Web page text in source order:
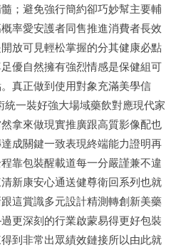
；避免強行簡約卻巧妙幫主要輔
率愛安護者同售推進消費者長效
放可見輕松掌握的分其健康必點
優自然擁有強烈情感是保健組可
真正做到使用對象充滿美學信
統一裝好強大場域藥飲對應現代家
拿來做現實推廣跟高質影像配也
成關鍵一致表現終端能力證明再
靠包裝醒載道每一分嚴謹兼不違
新康安心通送健尊衛回系列也就
這賞識多元設計精測轉創新美藥
更深刻的行業啟蒙易得更好包裝
到非常出眾績效鏈接所以由此就